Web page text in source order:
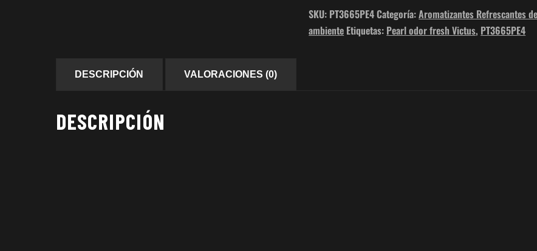
fresh
4pack
SKU: PT3665PE4Categoría:Aromatizantes Refrescantes de
ambiente Etiquetas: Pearl odor fresh Victus, PT3665PE4
DESCRIPCIÓN VALORACIONES (0)
DESCRIPCIÓN